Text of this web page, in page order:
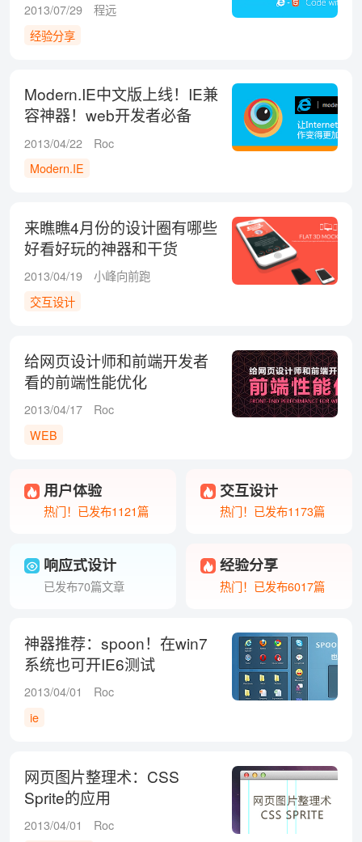
2013/07/29
程远
经验分享
Modern.IE中文版上线！IE兼
容神器！web开发者必备
2013/04/22
Roc
Modern.IE
来瞧瞧4月份的设计圈有哪些
好看好玩的神器和干货
2013/04/19
小峰向前跑
交互设计
给网页设计师和前端开发者
看的前端性能优化
2013/04/17
Roc
WEB
用户体验
热门！已发布1121篇
交互设计
热门！已发布1173篇
响应式设计
已发布70篇文章
经验分享
热门！已发布6017篇
神器推荐：spoon！在win7
系统也可开IE6测试
2013/04/01
Roc
ie
网页图片整理术：CSS
Sprite的应用
2013/04/01
Roc